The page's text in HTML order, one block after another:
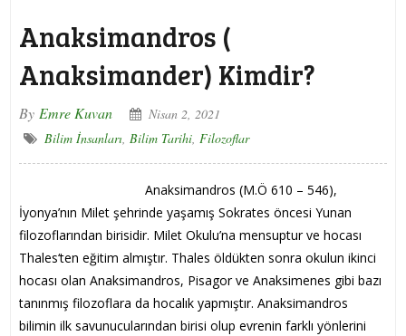
Anaksimandros (
Anaksimander) Kimdir?
By Emre Kuvan
Nisan 2, 2021
Bilim İnsanları, Bilim Tarihi, Filozoflar
Anaksimandros (M.Ö 610 – 546),
İyonya’nın Milet şehrinde yaşamış Sokrates öncesi Yunan
filozoflarından birisidir. Milet Okulu’na mensuptur ve hocası
Thales‘ten eğitim almıştır. Thales öldükten sonra okulun ikinci
hocası olan Anaksimandros, Pisagor ve Anaksimenes gibi bazı
tanınmış filozoflara da hocalık yapmıştır. Anaksimandros
bilimin ilk savunucularından birisi olup evrenin farklı yönlerini